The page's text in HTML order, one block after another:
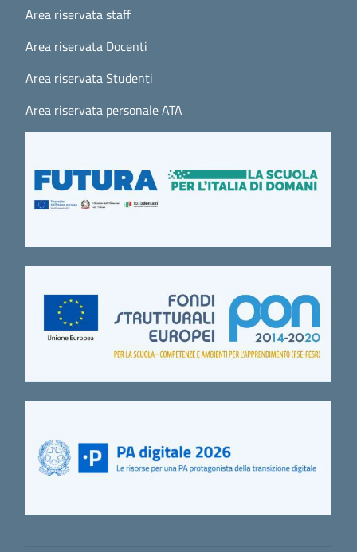
Area riservata staff
Area riservata Docenti
Area riservata Studenti
Area riservata personale ATA